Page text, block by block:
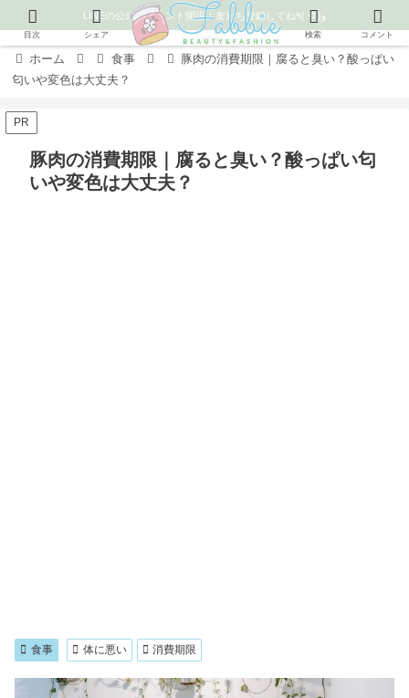
LINEの公式アカウント開設！友だち登録してね٩( ᐛ )و
ホーム 食事
豚肉の消費期限｜腐ると臭い？酸っぱい
匂いや変色は大丈夫？
PR
豚肉の消費期限｜腐ると臭い？酸っぱい匂
いや変色は大丈夫？
食事 体に悪い 消費期限
目次 シェア 検索 コメント